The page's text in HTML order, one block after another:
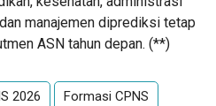
manajemen diprediksi tetap
ASN tahun depan. (**)
2026 Formasi CPNS